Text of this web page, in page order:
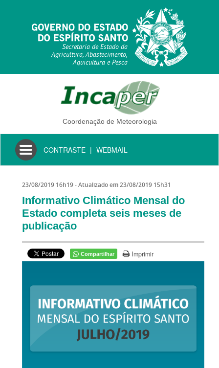
Secretaria de Estado da
Agricultura, Abastecimento,
Aquicultura e Pesca
Coordenação de Meteorologia
Toggle
navigation
CONTRASTE | WEBMAIL
23/08/2019 16h19- Atualizado em23/08/2019 15h31
Informativo Climático Mensal do
Estado completa seis meses de
publicação
Compartilhar Imprimir